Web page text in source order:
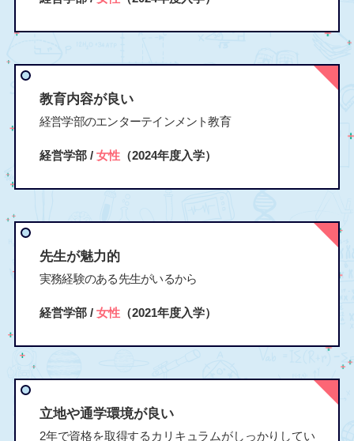
教育内容が良い
経営学部のエンターテインメント教育
経営学部 / 女性（2024年度入学）
先生が魅力的
実務経験のある先生がいるから
経営学部 / 女性（2021年度入学）
立地や通学環境が良い
2年で資格を取得するカリキュラムがしっかりしてい